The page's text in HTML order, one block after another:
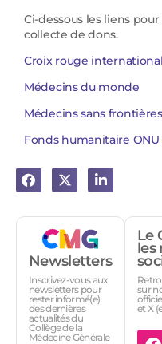
Ci-dessous les liens
collecte de dons.
Croix rouge
Médecins du monde
Médecins sans frontières
Fonds humanitaire ONU
Newsletters
Inscrivez-vous aux
newsletters pour
rester informé(e)
des dernières
actualités du
Collège de la
Médecine Générale
Le
les
sur
et X